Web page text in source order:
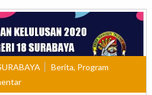
Berita, Program